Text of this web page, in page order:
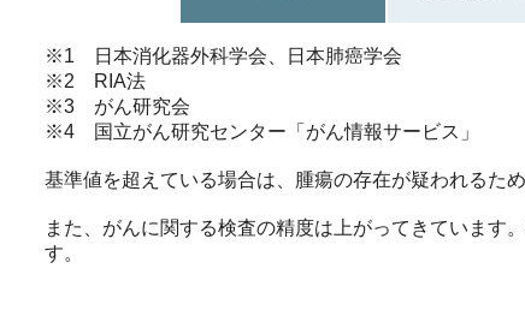
※1 日本消化器外科学会、日本肺癌学会
※2 RIA法
※3 がん研究会
※4 国立がん研究センター「がん情報サービス」
基準値を超えている場合は、腫瘍の存在が疑われるた
また、がんに関する検査の精度は上がってきています
す。